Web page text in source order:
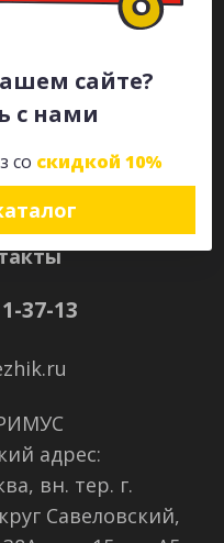
сайте?
с нами
со скидкой 10%
в курсе!
37-13
адрес:
вн. тер. г.
Савеловский,